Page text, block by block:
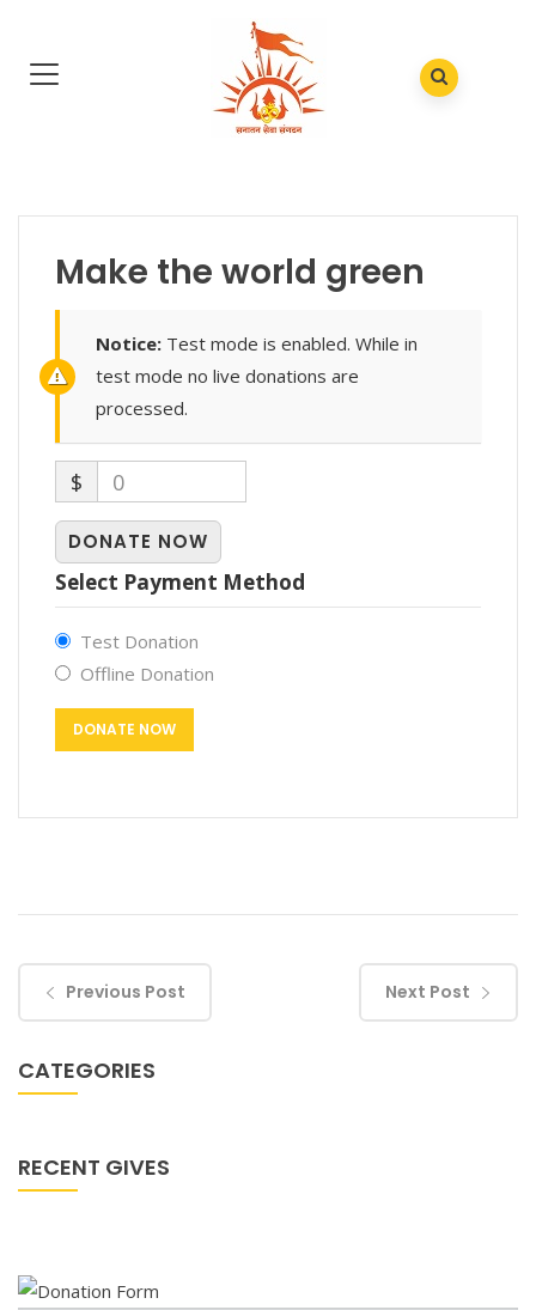
Make the world green
Notice: Test mode is enabled. While in
test mode no live donations are
processed.
$ 0
DONATE NOW
Select Payment Method
Test Donation
Offline Donation
Previous Post Next Post
CATEGORIES
RECENT GIVES